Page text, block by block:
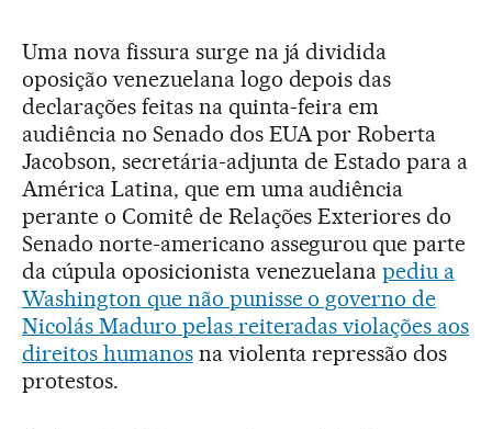
Uma nova fissura surge na já dividida
oposição venezuelana logo depois das
declarações feitas na quinta-feira em
audiência no Senado dos EUA por Roberta
Jacobson, secretária-adjunta de Estado para a
América Latina, que em uma audiência
perante o Comitê de Relações Exteriores do
Senado norte-americano assegurou que parte
da cúpula oposicionista venezuelanapediu a
Washington que não punisse o governo de
Nicolás Maduro pelas reiteradas violações aos
direitos humanosna violenta repressão dos
protestos.